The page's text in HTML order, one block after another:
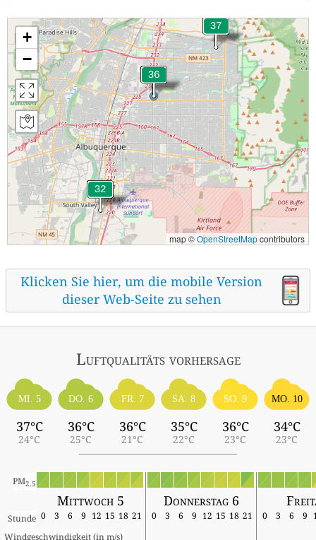
+
−
map ©OpenStreetMapcontributors
Klicken Sie hier, um die mobile Version
dieser Web-Seite zu sehen
Luftqualitäts vorhersage
MI. 5
37°C
24°C
DO. 6
36°C
25°C
FR. 7
36°C
21°C
SA. 8
35°C
22°C
SO. 9
36°C
23°C
MO. 10
34°C
23°C
PM2.5
Mittwoch 5 Donnerstag 6
Stunde 0 3 6 9 12 15 18 21 0 3 6 9 12 15 18 21 0 3 6 9
Windgeschwindigkeit (in m/s)